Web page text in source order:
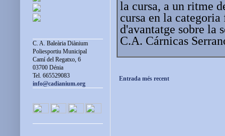
la cursa, a un ritme
cursa en la categoria
d'avantatge sobre la
C.A. Cárnicas
Entrada més recent
C. A. Baleària Diànium
Poliesportiu Municipal
Camí del Regatxo, 6
03700 Dénia
Tel. 665529083
info@cadianium.org